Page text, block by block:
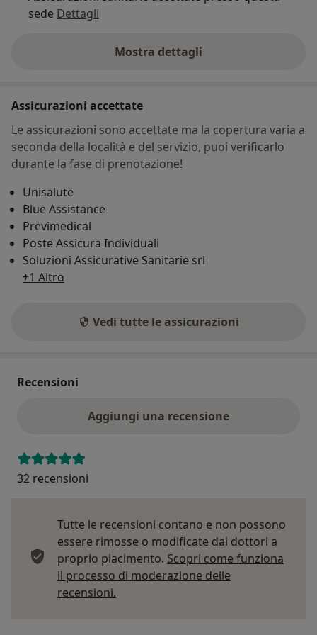
sede Dettagli
Mostra dettagli
sull'indirizzo
Assicurazioni accettate
Le assicurazioni sono accettate ma la copertura varia a
seconda della località e del servizio, puoi verificarlo
durante la fase di prenotazione!
Unisalute
Blue Assistance
Previmedical
Poste Assicura Individuali
Soluzioni Assicurative Sanitarie srl
+1 Altro
Vedi tutte le assicurazioni
Recensioni
Aggiungi una recensione
32 recensioni
Tutte le recensioni contano e non possono
essere rimosse o modificate dai dottori a
proprio piacimento. Scopri come funziona
il processo di moderazione delle
recensioni.